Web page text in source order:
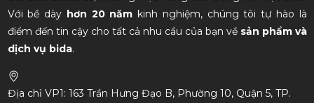
Với bề dày hơn 20 năm kinh nghiệm, chúng tôi tự hào là
điểm đến tin cậy cho tất cả nhu cầu của bạn về sản phẩm và
dịch vụ bida.
Địa chỉ VP1: 163 Trần Hưng Đạo B, Phường 10, Quận 5, TP.